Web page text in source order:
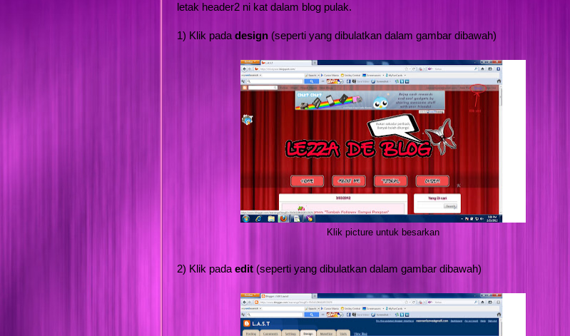
letak header2 ni kat dalam blog pulak.
1) Klik padadesign (seperti yang dibulatkan dalam gambar dibawah)
Klik picture untuk besarkan
2) Klik pada edit (seperti yang dibulatkan dalam gambar dibawah)